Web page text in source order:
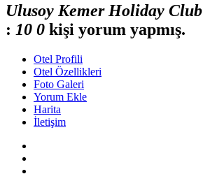
Ulusoy Kemer Holiday Club
: 10 0 kişi yorum yapmış.
Otel Profili
Otel Özellikleri
Foto Galeri
Yorum Ekle
Harita
İletişim